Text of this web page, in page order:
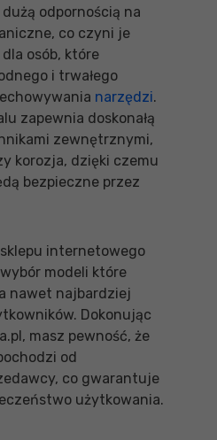
odpornością na
co czyni je
osób, które
i trwałego
narzędzi.
zapewnia doskonałą
zewnętrznymi,
korozja, dzięki czemu
bezpieczne przez
internetowego
modeli które
nawet najbardziej
Dokonując
masz pewność, że
od
co gwarantuje
użytkowania.